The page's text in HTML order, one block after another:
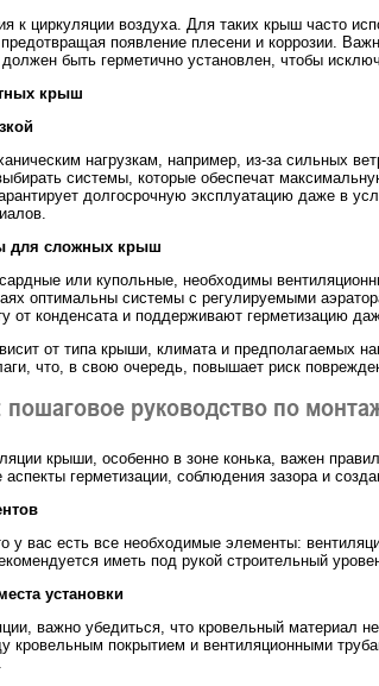
к циркуляции воздуха. Для таких крыш часто
появление плесени и коррозии.
быть герметично установлен, чтобы
крыш
нагрузкам, например, из-за сильных
системы, которые обеспечат
долгосрочную эксплуатацию даже в
для сложных крыш
или купольные, необходимы
оптимальны системы с регулируемыми
от конденсата и поддерживают герметизацию
от типа крыши, климата и предполагаемых
что, в свою очередь, повышает риск
пошаговое руководство по
крыши, особенно в зоне конька, важен
герметизации, соблюдения зазора и
у вас есть все необходимые элементы:
иметь под рукой строительный
установки
важно убедиться, что кровельный материал
кровельным покрытием и вентиляционными